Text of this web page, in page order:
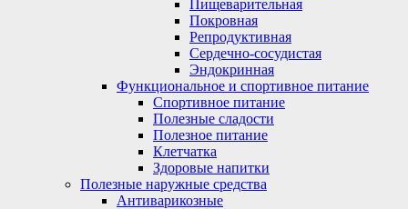
Пищеварительная
Покровная
Репродуктивная
Сердечно-сосудистая
Эндокринная
Функциональное и спортивное питание
Спортивное питание
Полезные сладости
Полезное питание
Клетчатка
Здоровые напитки
Полезные наружные средства
Антиварикозные